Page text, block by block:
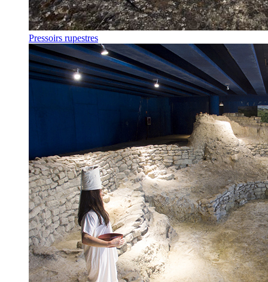
Pressoirs rupestres